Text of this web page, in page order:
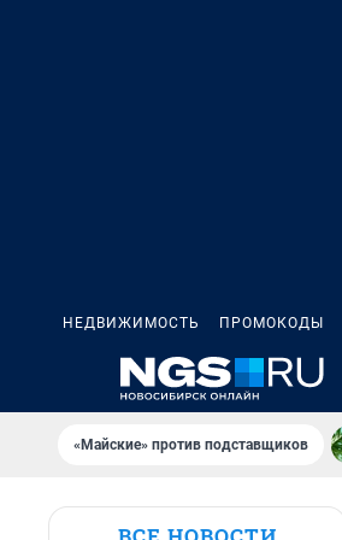
НЕДВИЖИМОСТЬ ПРОМОКОДЫ
«Майские» против подставщиков